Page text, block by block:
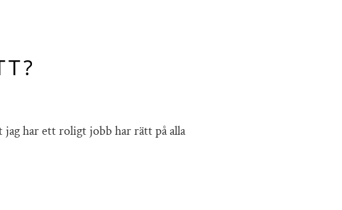
har ett roligt jobb har rätt på alla